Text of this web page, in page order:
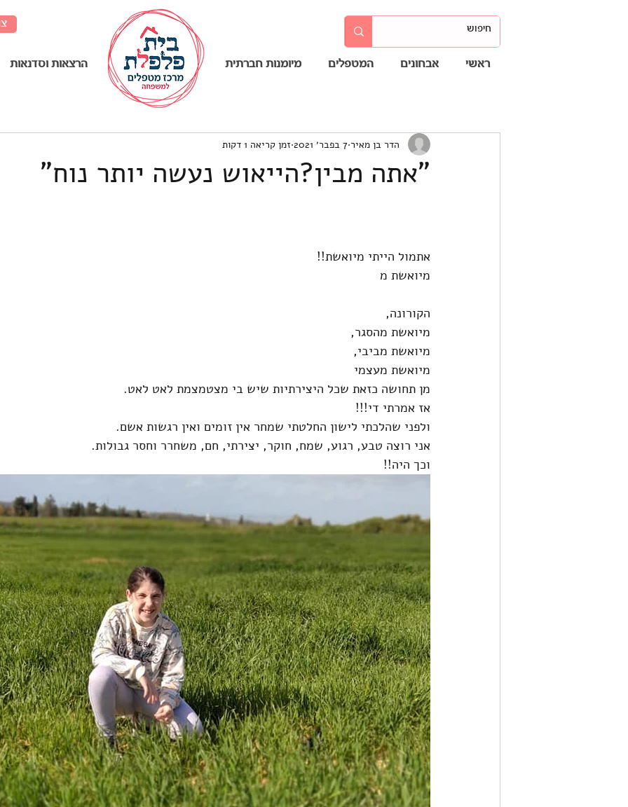
ראשי אבחונים המטפלים מיומנות חברתית ........................................ הרצאות וסדנאות
"אתה מבין?הייאוש נעשה יותר נוח"
הדר בן מאיר 7 בפבר׳ 2021 זמן קריאה 1 דקות
אתמול הייתי מיואשת!!
מיואשת מ
הקורונה,
מיואשת מהסגר,
מיואשת מביבי,
מיואשת מעצמי
מן תחושה כזאת שכל היצירתיות שיש בי מצטמצמת לאט לאט.
אז אמרתי די!!!
ולפני שהלכתי לישון החלטתי שמחר אין זומים ואין רגשות אשם.
אני רוצה טבע, רגוע, שמח, חוקר, יצירתי, חם, משחרר וחסר גבולות.
וכך היה!!